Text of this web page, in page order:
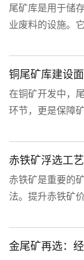
尾矿库是用于储
业废料的设施。
属矿山的尾矿
回水系统。根据
型和河流拦截型
铜尾矿库建设
在铜矿开发中，
环节，更是保障
然而，铜矿尾
性，使尾矿库在
临更高技术挑战。
赤铁矿浮选工
赤铁矿是重要的
法。提升赤铁矿
而，赤铁矿往
等特征。利用传
矿品位不稳定、
金尾矿再选：